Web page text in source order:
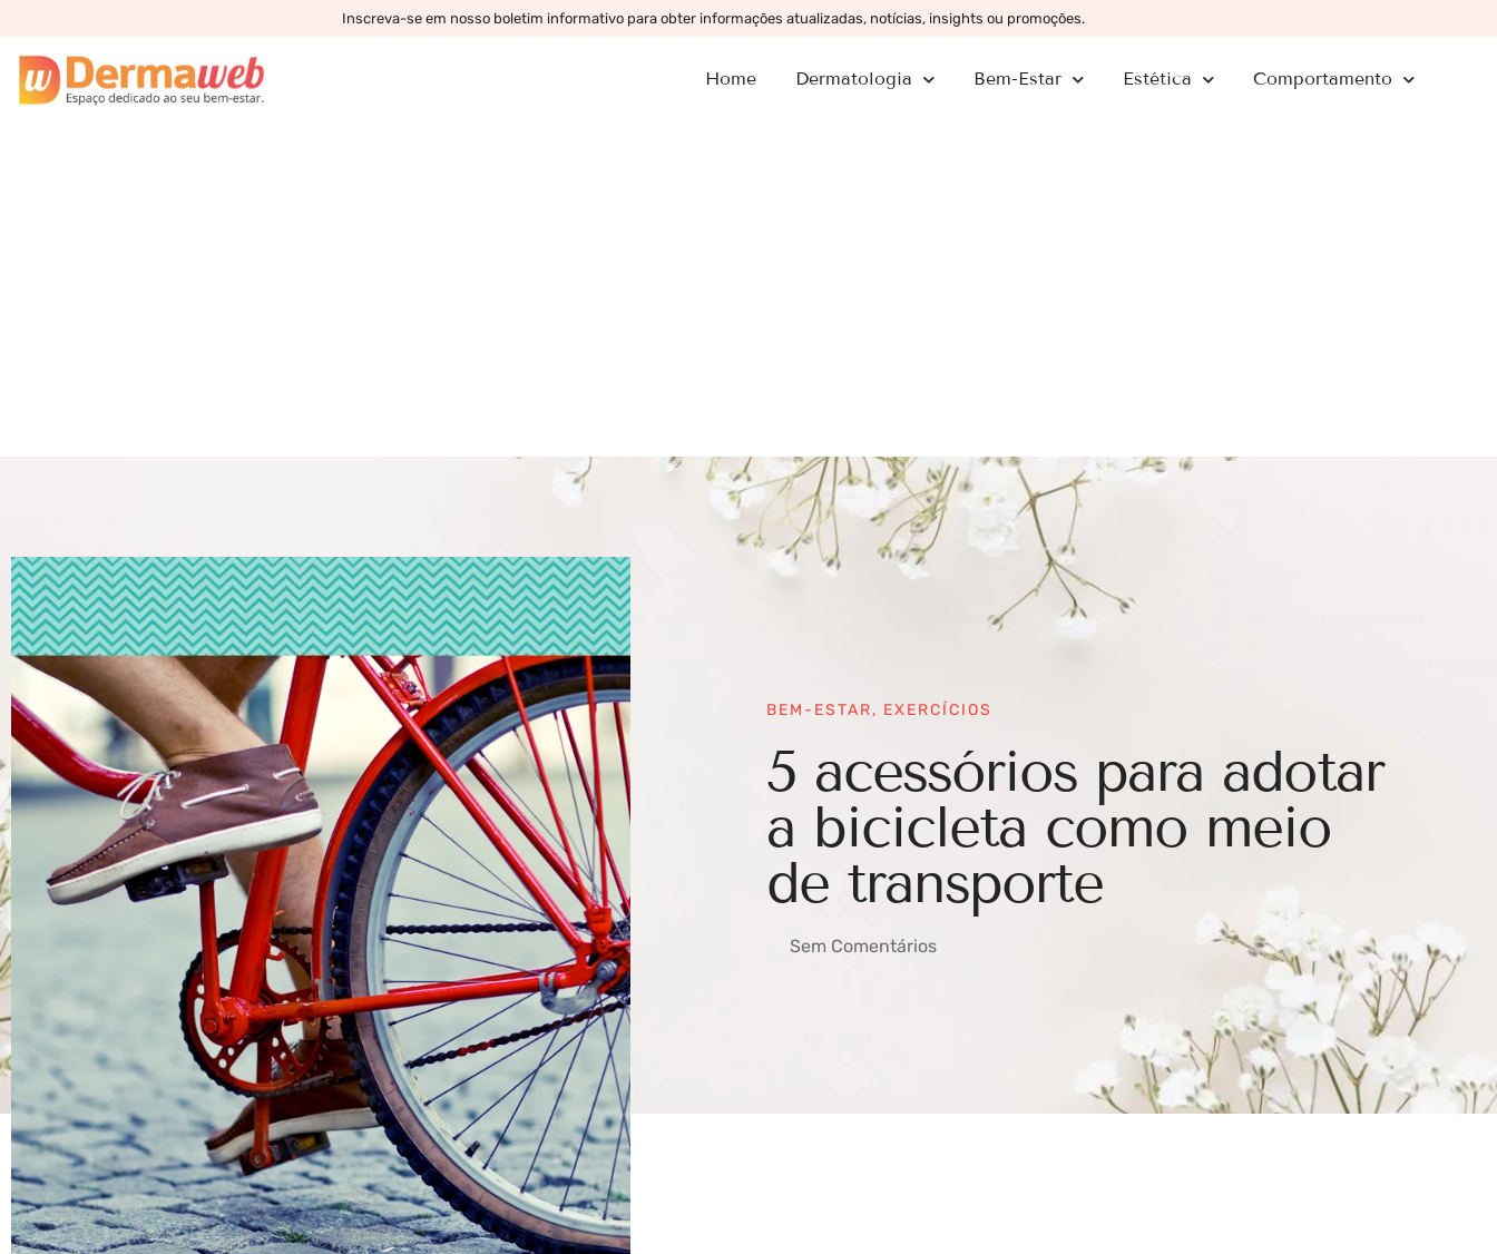
Inscreva-se em nosso boletim informativo para obter informações atualizadas, notícias, insights ou promoções.
Home Dermatologia Bem-Estar Estética Comportamento
BEM-ESTAR, EXERCÍCIOS
5 acessórios para adotar
a bicicleta como meio
de transporte
Sem Comentários